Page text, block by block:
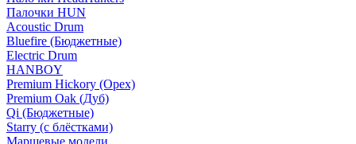
Палочки HUN
Acoustic Drum
Bluefire (Бюджетные)
Electric Drum
HANBOY
Premium Hickory (Орех)
Premium Oak (Дуб)
Qi (Бюджетные)
Starry (с блёстками)
Маршевые модели